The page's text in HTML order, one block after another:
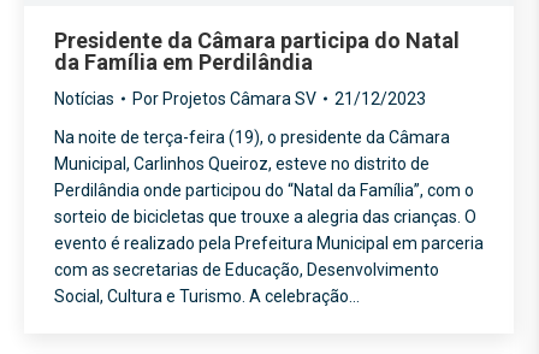
Presidente da Câmara participa do Natal
da Família em Perdilândia
Notícias Por Projetos Câmara SV
21/12/2023
Na noite de terça-feira (19), o presidente da Câmara
Municipal, Carlinhos Queiroz, esteve no distrito de
Perdilândia onde participou do “Natal da Família”, com o
sorteio de bicicletas que trouxe a alegria das crianças. O
evento é realizado pela Prefeitura Municipal em parceria
com as secretarias de Educação, Desenvolvimento
Social, Cultura e Turismo. A celebração…